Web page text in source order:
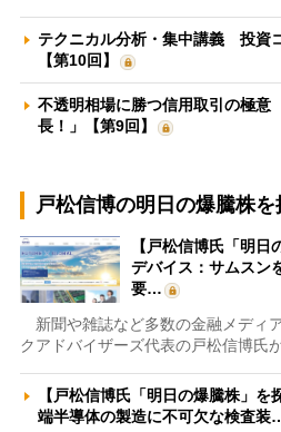
テクニカル分析・集中講義 投資
【第10回】
不透明相場に勝つ信用取引の極
長！」【第9回】
戸松信博の明日の爆騰株を
【戸松信博氏「明
デバイス：サムスン
要…
新聞や雑誌など多数の金融メディ
クアドバイザーズ代表の戸松信博氏
【戸松信博氏「明日の爆騰株」
端半導体の製造に不可欠な検査装